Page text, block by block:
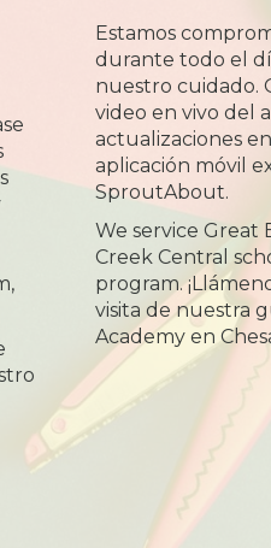
Estamos
durante todo el
nuestro cuidado.
video en vivo del
actualizaciones
aplicación móvil
SproutAbout.
We service Great
Creek Central
program.
visita de nuestra
Academy en